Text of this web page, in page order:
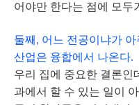
어야만 한다는 점에 모두
둘째 , 어느 전공이냐가 아
산업은 융합에서 나온다.
우리 집에 중요한 결론인
과에서 할 수 있는 일이